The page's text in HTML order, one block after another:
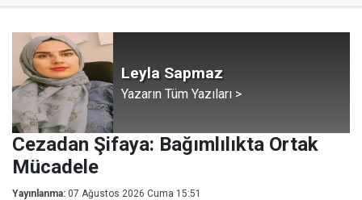
Leyla Sapmaz
Yazarın Tüm Yazıları >
​Cezadan Şifaya: Bağımlılıkta Ortak
Mücadele
Yayınlanma: 07 Ağustos 2026 Cuma 15:51